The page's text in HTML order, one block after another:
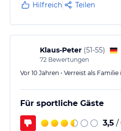
Hilfreich Teilen
Klaus-Peter (51-55)
72 Bewertungen
Vor 10 Jahren • Verreist als
Für sportliche Gäste
3,5 /